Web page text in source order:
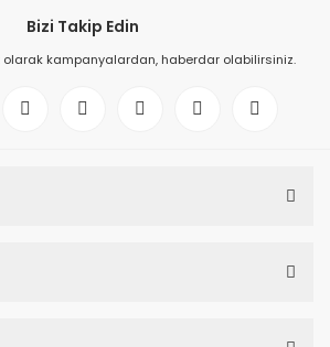
Bizi Takip Edin
olarak kampanyalardan, haberdar olabilirsiniz.